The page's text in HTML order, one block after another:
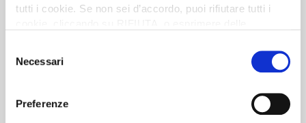
tutti i cookie. Se non sei d’accordo, puoi rifiutare tutti i
desideri accettare e cliccando ACCETTA SELEZIONATI.
delNecessari
Preferenze